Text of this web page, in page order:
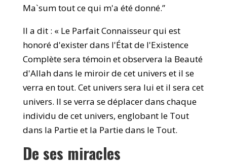
Ma`sum tout ce qui m'a été donné.”
Il a dit : « Le Parfait Connaisseur qui est
honoré d'exister dans l'État de l'Existence
Complète sera témoin et observera la Beauté
d'Allah dans le miroir de cet univers et il se
verra en tout. Cet univers sera lui et il sera cet
univers. Il se verra se déplacer dans chaque
individu de cet univers, englobant le Tout
dans la Partie et la Partie dans le Tout.
De ses miracles